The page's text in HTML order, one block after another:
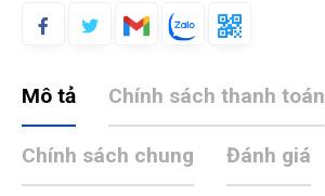
Mô tả Chính sách thanh toán
Chính sách chung Đánh giá